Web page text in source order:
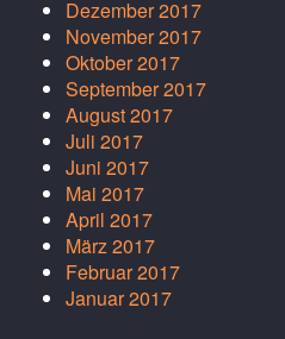
Dezember 2017
November 2017
Oktober 2017
September 2017
August 2017
Juli 2017
Juni 2017
Mai 2017
April 2017
März 2017
Februar 2017
Januar 2017